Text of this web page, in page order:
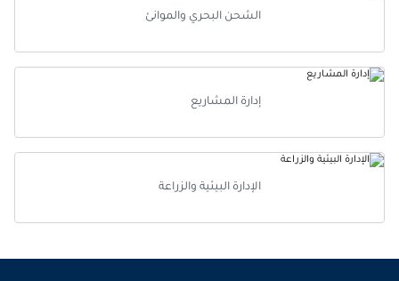
الشحن البحري والموانئ
إدارة المشاريع
الإدارة البيئية والزراعة